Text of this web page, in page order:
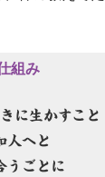
組み
に生かすこと
へと
とに